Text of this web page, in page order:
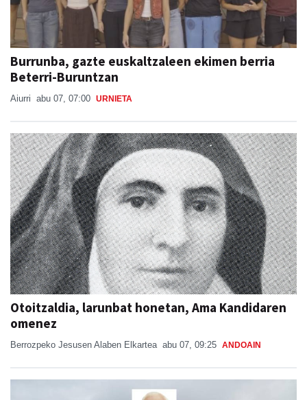
Burrunba, gazte euskaltzaleen ekimen berria
Beterri-Buruntzan
Aiurri abu 07, 07:00 URNIETA
Otoitzaldia, larunbat honetan, Ama Kandidaren
omenez
Berrozpeko Jesusen Alaben Elkartea abu 07, 09:25 ANDOAIN